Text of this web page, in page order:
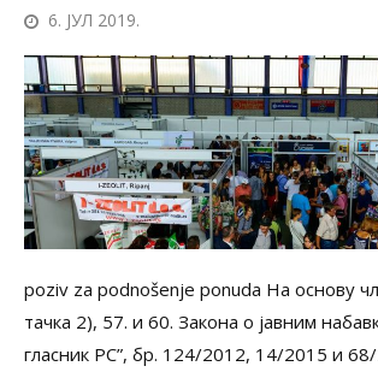
6. ЈУЛ 2019.
poziv za podnošenje ponuda На основу
тачка 2), 57. и 60. Закона о јавним
гласник РС”, бр. 124/2012, 14/2015 и